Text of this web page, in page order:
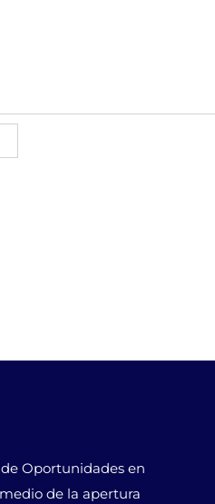
Oportunidades en
de la apertura